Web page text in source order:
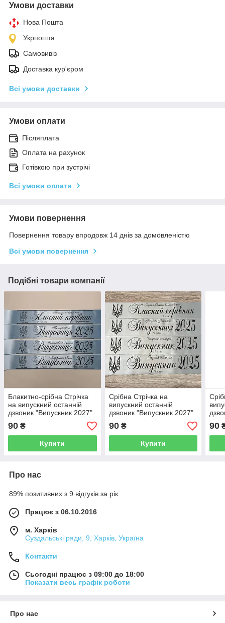
Умови доставки
Нова Пошта
Укрпошта
Самовивіз
Доставка кур'єром
Всі умови доставки
Умови оплати
Післяплата
Оплата на рахунок
Готівкою при зустрічі
Всі умови оплати
Умови повернення
Повернення товару впродовж 14 днів за домовленістю
Всі умови повернення
Подібні товари компанії
Блакитно-срібна Стрічка
на випускний останній
дзвоник "Випускник 2027"
90 ₴
Купити
Срібна Стрічка на
випускний останній
дзвоник "Випускник 2027"
90₴
Купити
90
Про нас
89% позитивних з 9 відгуків за рік
Працює з 06.10.2016
м. Харків
Суздальські ряди, 9, Харків, Україна
Контакти
Сьогодні працює з 09:00 до 18:00
Показати весь графік роботи
Про нас